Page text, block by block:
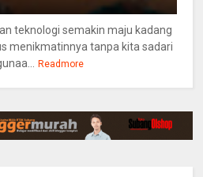
teknologi semakin maju kadang
menikmatinnya tanpa kita sadari
Readmore